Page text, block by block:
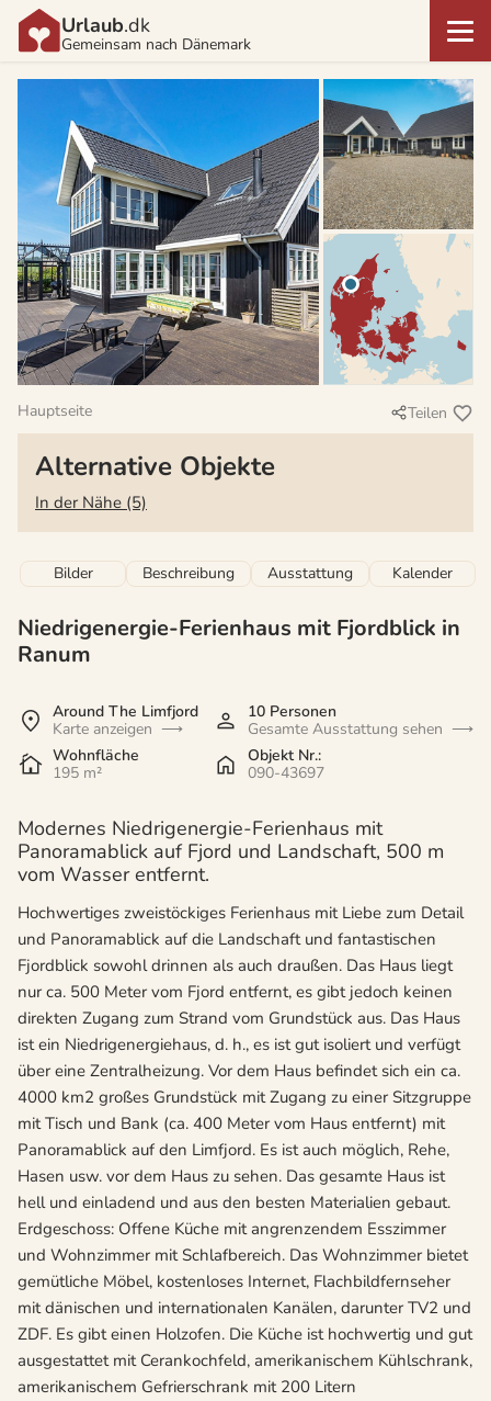
Urlaub.dk
Gemeinsam nach Dänemark
Hauptseite Teilen
Alternative Objekte
In der Nähe (5)
Bilder Beschreibung Ausstattung Kalender
Niedrigenergie-Ferienhaus mit Fjordblick in
Ranum
Around The Limfjord
Karte anzeigen
10 Personen
Gesamte Ausstattung sehen
Wohnfläche
195 m²
Objekt Nr.:
090-43697
Modernes Niedrigenergie-Ferienhaus mit
Panoramablick auf Fjord und Landschaft, 500 m
vom Wasser entfernt.
Hochwertiges zweistöckiges Ferienhaus mit Liebe zum Detail
und Panoramablick auf die Landschaft und fantastischen
Fjordblick sowohl drinnen als auch draußen. Das Haus liegt
nur ca. 500 Meter vom Fjord entfernt, es gibt jedoch keinen
direkten Zugang zum Strand vom Grundstück aus. Das Haus
ist ein Niedrigenergiehaus, d. h., es ist gut isoliert und verfügt
über eine Zentralheizung. Vor dem Haus befindet sich ein ca.
4000 km2 großes Grundstück mit Zugang zu einer Sitzgruppe
mit Tisch und Bank (ca. 400 Meter vom Haus entfernt) mit
Panoramablick auf den Limfjord. Es ist auch möglich, Rehe,
Hasen usw. vor dem Haus zu sehen. Das gesamte Haus ist
hell und einladend und aus den besten Materialien gebaut.
Erdgeschoss: Offene Küche mit angrenzendem Esszimmer
und Wohnzimmer mit Schlafbereich. Das Wohnzimmer bietet
gemütliche Möbel, kostenloses Internet, Flachbildfernseher
mit dänischen und internationalen Kanälen, darunter TV2 und
ZDF. Es gibt einen Holzofen. Die Küche ist hochwertig und gut
ausgestattet mit Cerankochfeld, amerikanischem Kühlschrank,
amerikanischem Gefrierschrank mit 200 Litern